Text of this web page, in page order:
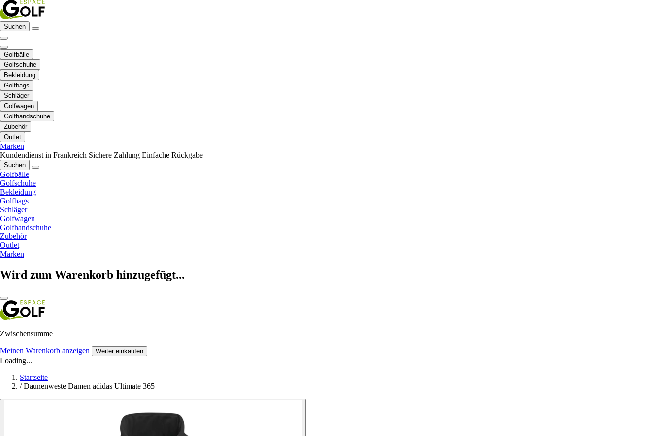
Suchen
Golfbälle
Golfschuhe
Bekleidung
Golfbags
Schläger
Golfwagen
Golfhandschuhe
Zubehör
Outlet
Marken
Kundendienst in Frankreich Sichere Zahlung Einfache Rückgabe
Suchen
Golfbälle
Golfschuhe
Bekleidung
Golfbags
Schläger
Golfwagen
Golfhandschuhe
Zubehör
Outlet
Marken
Wird zum Warenkorb hinzugefügt...
Zwischensumme
Meinen Warenkorb anzeigen Weiter einkaufen
Loading...
Startseite
/ Daunenweste Damen adidas Ultimate 365 +